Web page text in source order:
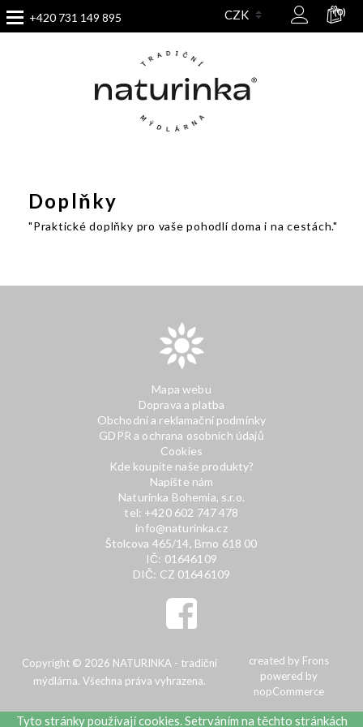
+420 731 149 895 (0)
Doplňky
"Praktické doplňky pro vaše pohodlí doma i na cestách."
Mapa webu
Doprava a platba
Obchodní a reklamační podmínky
GDPR a ochrana osobních údajů
Cookies
Kde koupíte naše produkty?
Napište nám
Naturinka Bohemia, s.r.o.
tel: +420 602 747 478
info@naturinka.cz
Štolcova 465/14, Brno 618 00
IČ: 01646109
DIČ: CZ 01646109
Copyright © 2026 NATURINKA - tradiční
mýdlárna. Všechna práva vyhrazena.
created by Frons
powered by
nopCommerce
Tyto stránky používají cookies. Setrváním na těchto stránkách